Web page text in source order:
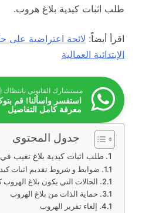
طلب اثبات كيدية بلاغ هروب.
اقرأ أيضاً: لائحة اعتراضية على
الإبتدائية العمالية
مستشارك القانوني بانتظاك
استفسر واسألنا! قم
معرفة كامل التفاصيل
جدول المحتوى
طلب اثبات كيدية بلاغ تغيب
ضوابط و شروط تقديم اثبات
الحالات التي يكون بلاغ الهروب
حماية الذات من بلاغ الهروب
إلغاء تقرير الهروب